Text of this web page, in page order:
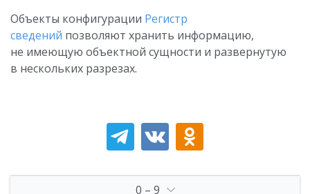
Объекты конфигурации Регистр
сведений позволяют хранить информацию,
не имеющую объектной сущности и развернутую
в нескольких разрезах.
0 – 9